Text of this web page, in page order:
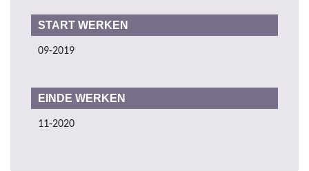
START WERKEN
09-2019
EINDE WERKEN
11-2020